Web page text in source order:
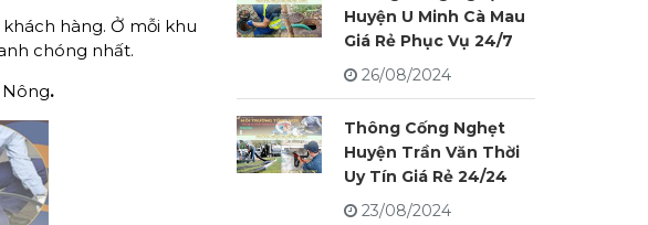
hàng. Ở mỗi khu
chóng nhất.
.
Huyện U Minh Cà Mau
Giá Rẻ Phục Vụ 24/7
26/08/2024
Thông Cống Nghẹt
Huyện Trần Văn Thời
Uy Tín Giá Rẻ 24/24
23/08/2024